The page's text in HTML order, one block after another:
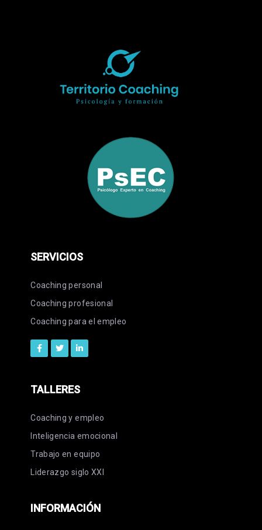
SERVICIOS
Coaching personal
Coaching profesional
Coaching para el empleo
TALLERES
Coaching y empleo
Inteligencia emocional
Trabajo en equipo
Liderazgo siglo XXI
INFORMACIÓN